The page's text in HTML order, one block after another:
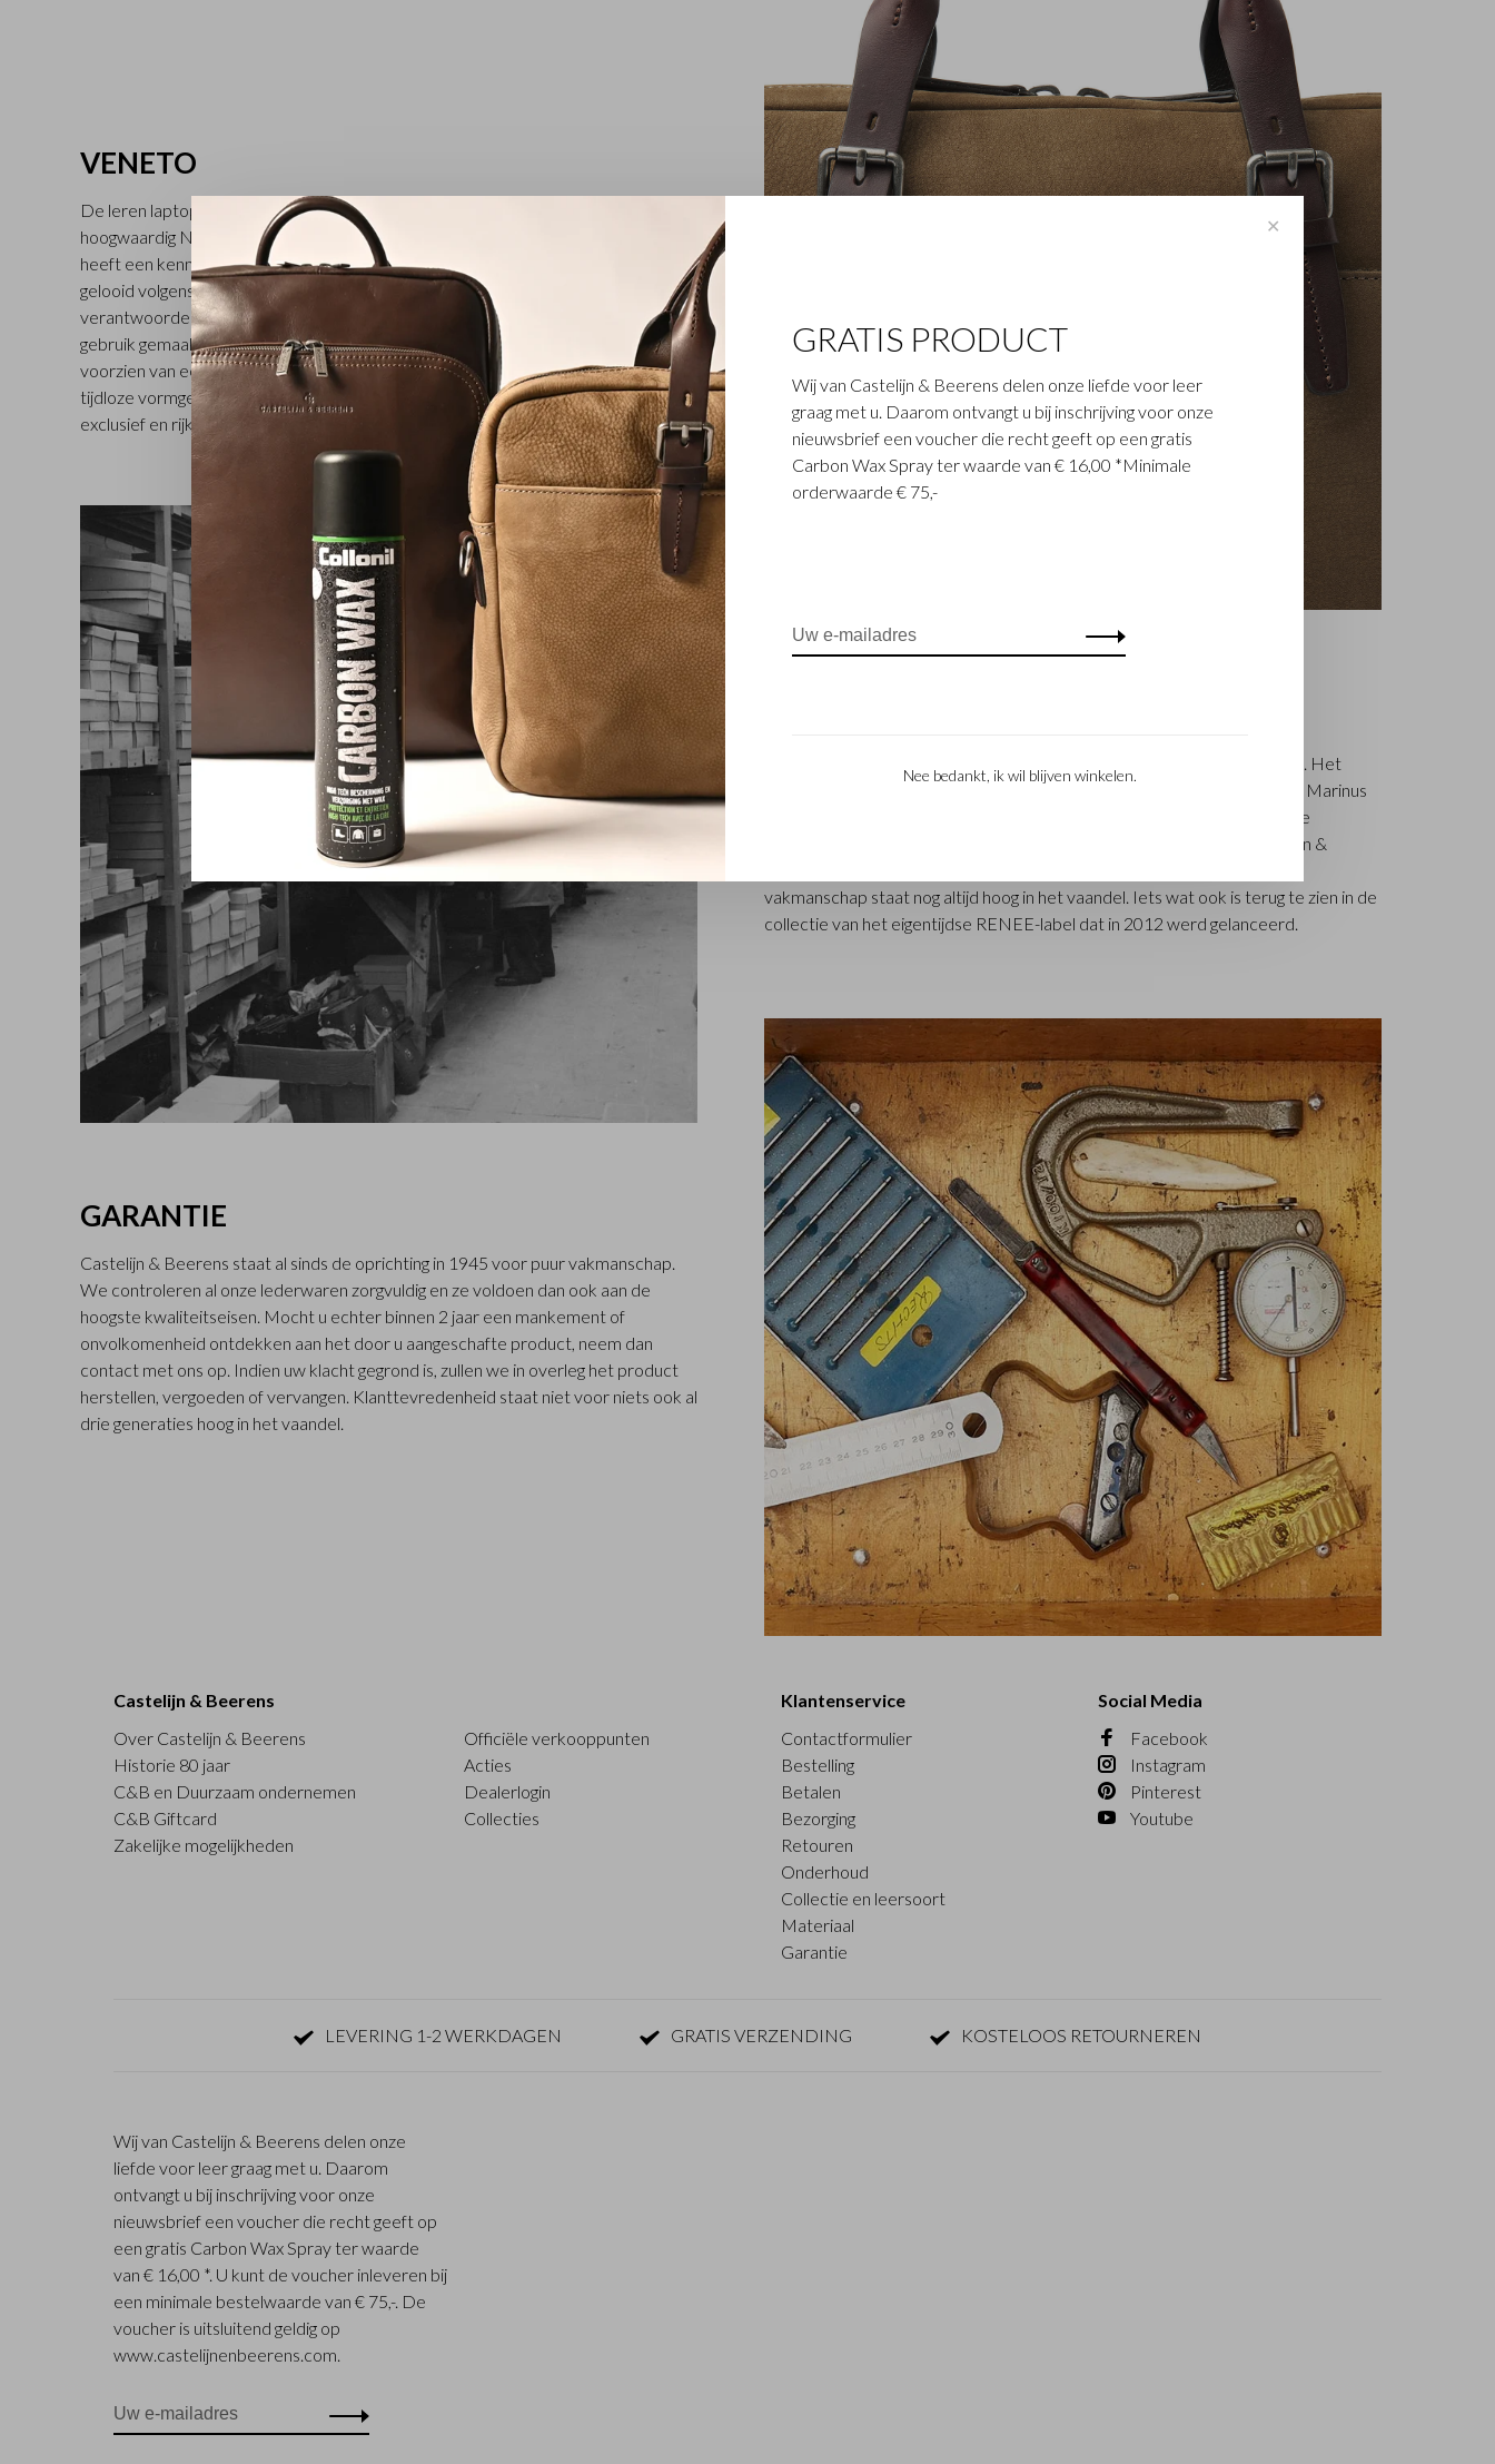
VENETO
De leren laptoptassen uit de stijlvolle Veneto collectie zijn gemaakt van
hoogwaardig Nubuck leer. Het volnerf Nubuck leer is afkomstig uit Veneto. Het
heeft een kenmerkende vleug en voelt heerlijk zacht aan. Bovendien duurzaam
gelooid volgens de richtlijnen van de Leather Working Group, dus een
verantwoorde keuze. Voor de handvatten en schouderbanden van de tassen is
gebruik gemaakt van stevig plantaardig gelooid riemenleer. Alle modellen zijn
voorzien van een RFID vakje om uw pasjes en paspoort te beschermen. De
tijdloze vormgeving en natuurlijke materialen geven deze leren laptoptassen een
exclusief en rijk karakter. Tijdloos, elegant en pure kwaliteit.
familiebedrijf dat al sinds 1945 luxe lederwaren ontwerpt en vervaardigt. Het
bedrijf werd opgericht toen stikmeester Walter Castelijn en leerstanser Marinus
Beerens besloten samen leerproducten te maken. Inmiddels staat de 3e
generatie – Babette en Martijn Beerens - aan het roer en geniet Castelijn &
vakmanschap staat nog altijd hoog in het vaandel. Iets wat ook is terug te zien in de
collectie van het eigentijdse RENEE-label dat in 2012 werd gelanceerd.
GARANTIE
Castelijn & Beerens staat al sinds de oprichting in 1945 voor puur vakmanschap.
We controleren al onze lederwaren zorgvuldig en ze voldoen dan ook aan de
hoogste kwaliteitseisen. Mocht u echter binnen 2 jaar een mankement of
onvolkomenheid ontdekken aan het door u aangeschafte product, neem dan
contact met ons op. Indien uw klacht gegrond is, zullen we in overleg het product
herstellen, vergoeden of vervangen. Klanttevredenheid staat niet voor niets ook al
drie generaties hoog in het vaandel.
Castelijn & Beerens
Over Castelijn & Beerens
Historie 80 jaar
C&B en Duurzaam ondernemen
C&B Giftcard
Zakelijke mogelijkheden
Officiële verkooppunten
Acties
Dealerlogin
Collecties
Klantenservice
Contactformulier
Bestelling
Betalen
Bezorging
Retouren
Onderhoud
Collectie en leersoort
Materiaal
Garantie
Social Media
Facebook
Instagram
Pinterest
Youtube
LEVERING 1-2 WERKDAGEN GRATIS VERZENDING KOSTELOOS RETOURNEREN
Wij van Castelijn & Beerens delen onze
liefde voor leer graag met u. Daarom
ontvangt u bij inschrijving voor onze
nieuwsbrief een voucher die recht geeft op
een gratis Carbon Wax Spray ter waarde
van € 16,00 *. U kunt de voucher inleveren bij
een minimale bestelwaarde van € 75,-. De
voucher is uitsluitend geldig op
www.castelijnenbeerens.com.
✕
GRATIS PRODUCT
Wij van Castelijn & Beerens delen onze liefde voor leer
graag met u. Daarom ontvangt u bij inschrijving voor onze
nieuwsbrief een voucher die recht geeft op een gratis
Carbon Wax Spray ter waarde van € 16,00 *Minimale
orderwaarde € 75,-
Nee bedankt, ik wil blijven winkelen.